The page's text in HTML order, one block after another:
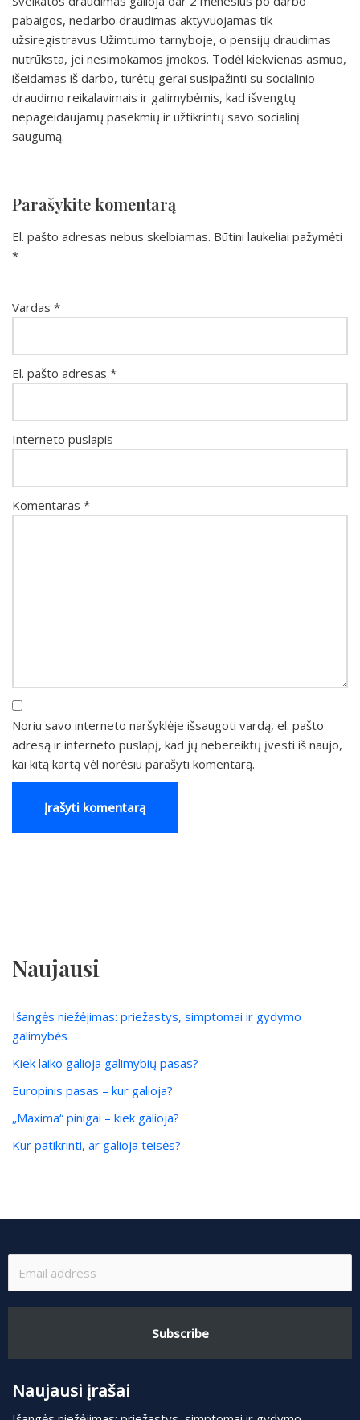
pabaigos, nedarbo draudimas aktyvuojamas tik
užsiregistravus Užimtumo tarnyboje, o pensijų draudimas
nutrūksta, jei nesimokamos įmokos. Todėl kiekvienas asmuo,
išeidamas iš darbo, turėtų gerai susipažinti su socialinio
draudimo reikalavimais ir galimybėmis, kad išvengtų
nepageidaujamų pasekmių ir užtikrintų savo socialinį
saugumą.
Parašykite komentarą
El. pašto adresas nebus skelbiamas. Būtini laukeliai pažymėti
*
Vardas *
El. pašto adresas *
Interneto puslapis
Komentaras *
Noriu savo interneto naršyklėje išsaugoti vardą, el. pašto
adresą ir interneto puslapį, kad jų nebereiktų įvesti iš naujo,
kai kitą kartą vėl norėsiu parašyti komentarą.
Naujausi
Išangės niežėjimas: priežastys, simptomai ir gydymo
galimybės
Kiek laiko galioja galimybių pasas?
Europinis pasas – kur galioja?
„Maxima“ pinigai – kiek galioja?
Kur patikrinti, ar galioja teisės?
Subscribe
Naujausi įrašai